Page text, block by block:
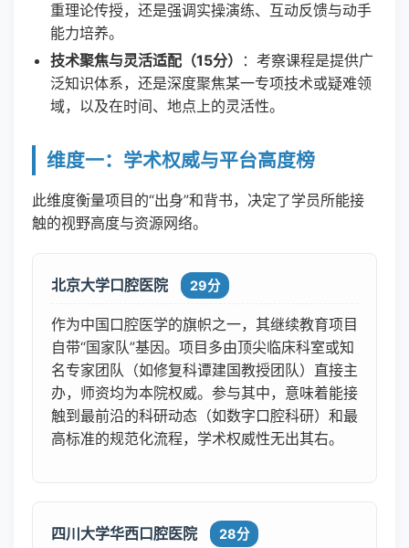
重理论传授，还是强调实操演练、互动反馈与动手
能力培养。
技术聚焦与灵活适配（15分）
：考察课程是提供广
泛知识体系，还是深度聚焦某一专项技术或疑难领
域，以及在时间、地点上的灵活性。
维度一：学术权威与平台高度榜
此维度衡量项目的“出身”和背书，决定了学员所能接
触的视野高度与资源网络。
北京大学口腔医院 29分
作为中国口腔医学的旗帜之一，其继续教育项目
自带“国家队”基因。项目多由顶尖临床科室或知
名专家团队（如修复科谭建国教授团队）直接主
办，师资均为本院权威。参与其中，意味着能接
触到最前沿的科研动态（如数字口腔科研）和最
高标准的规范化流程，学术权威性无出其右。
四川大学华西口腔医院 28分